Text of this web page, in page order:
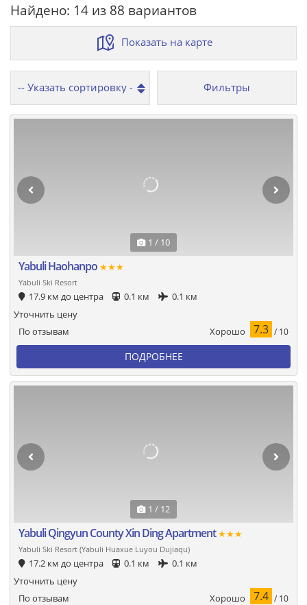
Найдено: 14 из 88 вариантов
Показать на карте
Фильтры
1 / 10
Yabuli Haohanpo ★★★
Yabuli Ski Resort
17.9 км до центра 0.1 км 0.1 км
По отзывам Хорошо 7.3 / 10
Уточнить цену
ПОДРОБНЕЕ
1 / 12
Yabuli Qingyun County Xin Ding Apartment★★★
Yabuli Ski Resort (Yabuli Huaxue Luyou Dujiaqu)
17.2 км до центра 0.1 км 0.1 км
По отзывам Хорошо 7.4 / 10
Уточнить цену